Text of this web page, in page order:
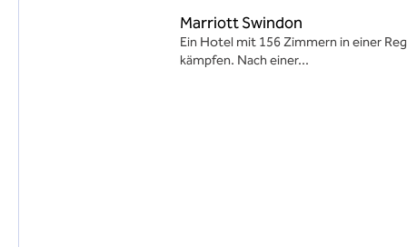
Marriott Swindon
Ein Hotel mit 156 Zimmern in einer
kämpfen. Nach einer...